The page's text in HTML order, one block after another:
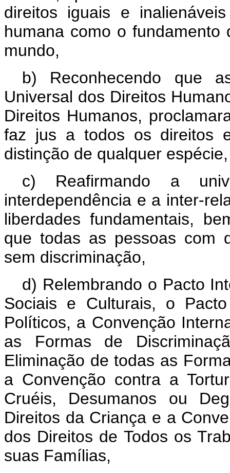
direitos iguais e
humana como o
mundo,
b) Reconhecendo que
Universal dos Direitos
Direitos Humanos,
faz jus a todos os direitos
distinção de qualquer espécie,
c) Reafirmando a
interdependência e a inter-
liberdades fundamentais,
que todas as pessoas com
sem discriminação,
d) Relembrando o Pacto
Sociais e Culturais, o
Políticos, a Convenção
as Formas de
Eliminação de todas as
a Convenção contra a
Cruéis, Desumanos ou
Direitos da Criança e a
dos Direitos de Todos os
suas Famílias,